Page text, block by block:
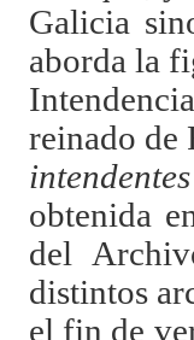
Galicia
aborda la
reinado de
intendentes
obtenida
del
distintos
el fin de